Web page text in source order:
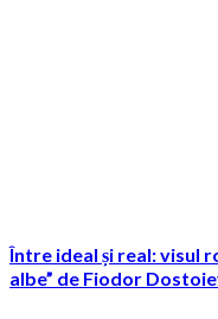
Între ideal și real: visul
albe” de Fiodor